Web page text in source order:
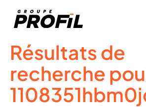
Résultats de
recherche